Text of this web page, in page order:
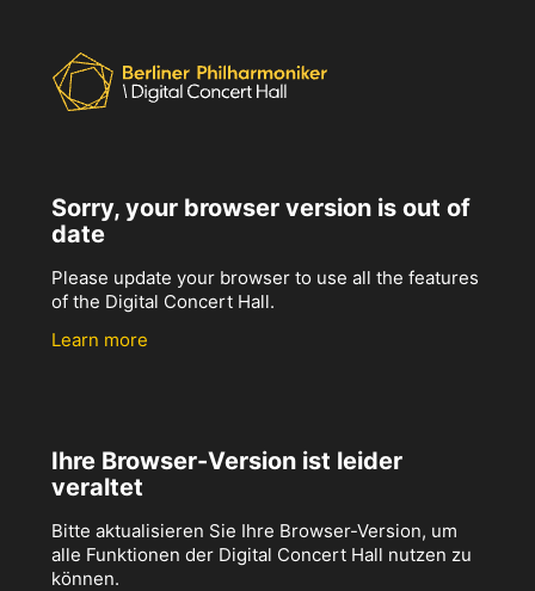
Sorry, your browser version is out of
date
Please update your browser to use all the features
of the Digital Concert Hall.
Learn more
Ihre Browser-Version ist leider
veraltet
Bitte aktualisieren Sie Ihre Browser-Version, um
alle Funktionen der Digital Concert Hall nutzen zu
können.